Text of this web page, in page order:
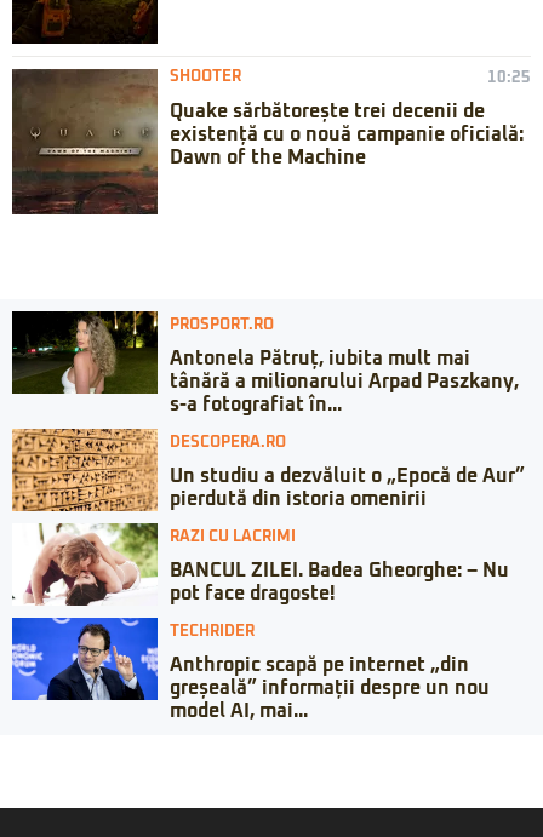
SHOOTER 10:25
Quake sărbătorește trei decenii de
existență cu o nouă campanie oficială:
Dawn of the Machine
PROSPORT.RO
Antonela Pătruț, iubita mult mai
tânără a milionarului Arpad Paszkany,
s-a fotografiat în...
DESCOPERA.RO
Un studiu a dezvăluit o „Epocă de Aur”
pierdută din istoria omenirii
RAZI CU LACRIMI
BANCUL ZILEI. Badea Gheorghe: – Nu
pot face dragoste!
TECHRIDER
Anthropic scapă pe internet „din
greșeală” informații despre un nou
model AI, mai...